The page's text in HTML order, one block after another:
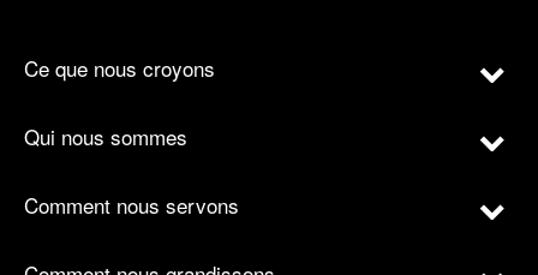
Ce que nous croyons
Qui nous sommes
Comment nous servons